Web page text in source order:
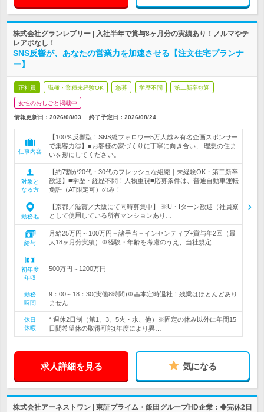
株式会社グランレブリー | 入社半年で賞与8ヶ月分の実績あり！ノルマやテ
レアポなし！
SNS反響が、あなたの営業力を加速させる【注文住宅プランナ
ー】
正社員 職種・業種未経験OK 急募 学歴不問 第二新卒歓迎
女性のおしごと掲載中
情報更新日：2026/08/03 終了予定日： 2026/08/24
仕事内容
【100％反響型！SNS総フォロワー5万人越＆有名企画スポンサー
で集客力◎】■お客様の家づくりに丁寧に向き合い、 理想の住ま
いを形にしてください。
対象と
なる方
【約7割が20代・30代のフレッシュな組織｜未経験OK・第二新卒
歓迎】■学歴・経歴不問！人物重視■応募条件は、普通自動車運転
免許（AT限定可）のみ！
勤務地
【京都／滋賀／大阪にて同時募集中】 ※U・Iターン歓迎（社員寮
として使用している所有マンションあり…
給与
月給25万円～100万円＋諸手当＋インセンティブ+賞与年2回（最
大18ヶ月分実績）※経験・年齢を考慮のうえ、当社規定…
初年度
年収
500万円～1200万円
勤務
時間
9：00～18：30(実働8時間)※基本定時退社！残業はほとんどあり
ません
休日
休暇
* 週休2日制（第1、3、5火・水、他）※固定の休み以外に年間15
日間希望休の取得可能(年度により異…
求人詳細を見る 気になる
株式会社アーネストワン | 東証プライム・飯田グループHD企業：◆完休2日